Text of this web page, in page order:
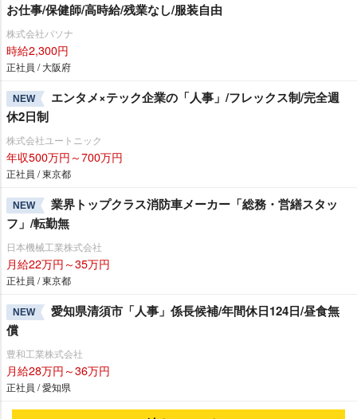
お仕事/保健師/高時給/残業なし/服装自由
株式会社パソナ
時給2,300円
正社員 / 大阪府
NEW
エンタメ×テック企業の「人事」/フレックス制/完全週
休2日制
株式会社ユートニック
年収500万円～700万円
正社員 / 東京都
NEW
業界トップクラス消防車メーカー「総務・営繕スタッ
フ」/転勤無
日本機械工業株式会社
月給22万円～35万円
正社員 / 東京都
NEW
愛知県清須市「人事」係長候補/年間休日124日/昼食無
償
豊和工業株式会社
月給28万円～36万円
正社員 / 愛知県